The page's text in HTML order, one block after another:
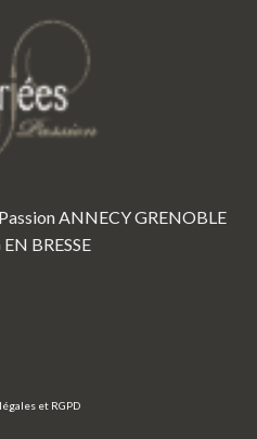
ANNECYGRENOBLE
BRESSE
et RGPD